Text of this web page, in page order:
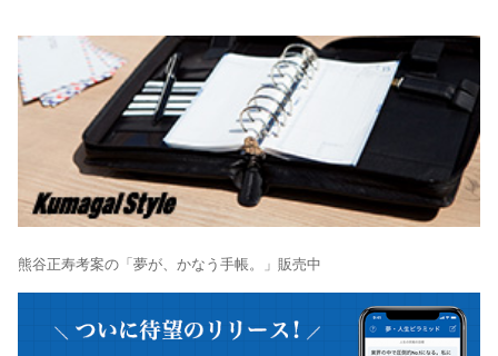
熊谷正寿考案の「夢が、かなう手帳。」販売中